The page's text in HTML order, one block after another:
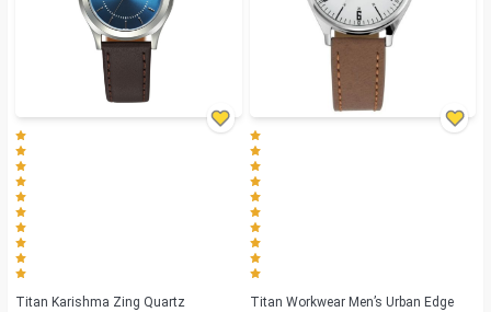
Titan Karishma Zing Quartz
Titan Workwear Men’s Urban Edge